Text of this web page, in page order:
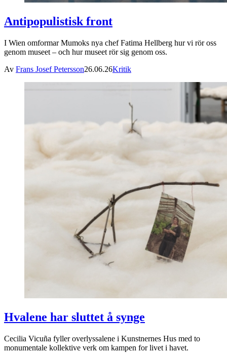
Antipopulistisk front
I Wien omformar Mumoks nya chef Fatima Hellberg hur vi rör oss
genom museet – och hur museet rör sig genom oss.
Av Frans Josef Petersson26.06.26Kritik
Hvalene har sluttet å synge
Cecilia Vicuña fyller overlyssalene i Kunstnernes Hus med to
monumentale kollektive verk om kampen for livet i havet.